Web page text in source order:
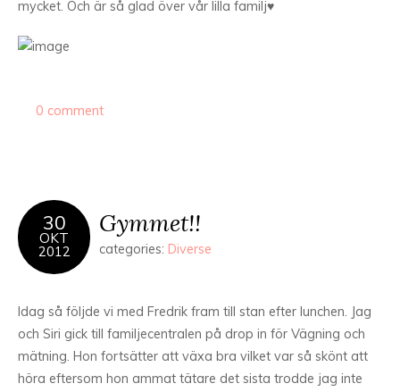
mycket. Och är så glad över vår lilla familj♥
0 comment
30
OKT
2012
Gymmet!!
categories: Diverse
Idag så följde vi med Fredrik fram till stan efter lunchen. Jag
och Siri gick till familjecentralen på drop in för Vägning och
mätning. Hon fortsätter att växa bra vilket var så skönt att
höra eftersom hon ammat tätare det sista trodde jag inte